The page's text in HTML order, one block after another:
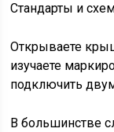
Стандарты и
Открываете
изучаете
подключить
В большинстве